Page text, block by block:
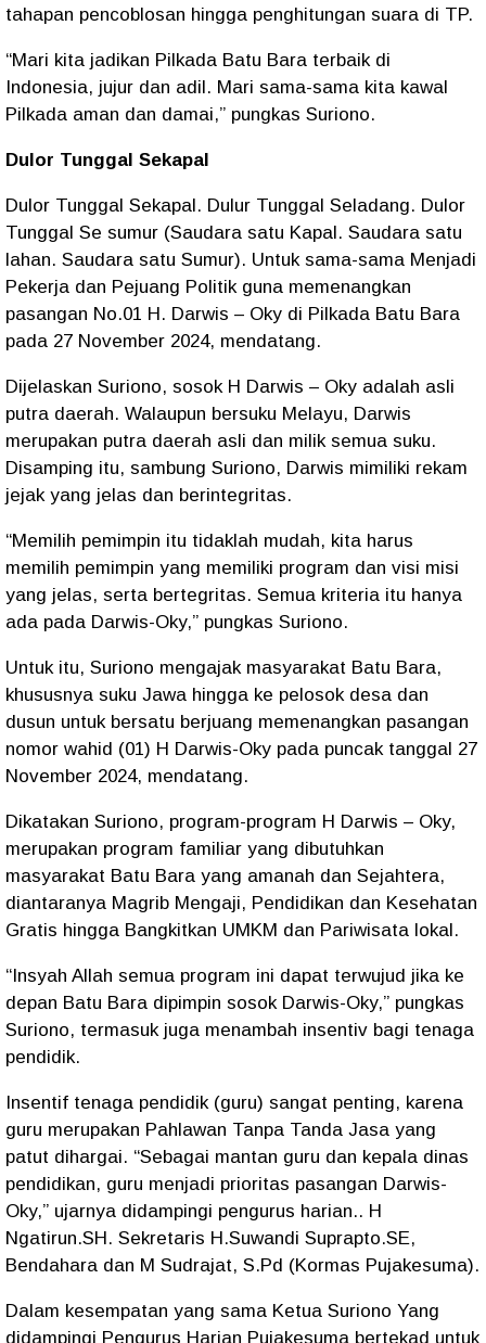
tahapan pencoblosan hingga penghitungan suara di TP.
“Mari kita jadikan Pilkada Batu Bara terbaik di
Indonesia, jujur dan adil. Mari sama-sama kita kawal
Pilkada aman dan damai,” pungkas Suriono.
Dulor Tunggal Sekapal
Dulor Tunggal Sekapal. Dulur Tunggal Seladang. Dulor
Tunggal Se sumur (Saudara satu Kapal. Saudara satu
lahan. Saudara satu Sumur). Untuk sama-sama Menjadi
Pekerja dan Pejuang Politik guna memenangkan
pasangan No.01 H. Darwis – Oky di Pilkada Batu Bara
pada 27 November 2024, mendatang.
Dijelaskan Suriono, sosok H Darwis – Oky adalah asli
putra daerah. Walaupun bersuku Melayu, Darwis
merupakan putra daerah asli dan milik semua suku.
Disamping itu, sambung Suriono, Darwis mimiliki rekam
jejak yang jelas dan berintegritas.
“Memilih pemimpin itu tidaklah mudah, kita harus
memilih pemimpin yang memiliki program dan visi misi
yang jelas, serta bertegritas. Semua kriteria itu hanya
ada pada Darwis-Oky,” pungkas Suriono.
Untuk itu, Suriono mengajak masyarakat Batu Bara,
khususnya suku Jawa hingga ke pelosok desa dan
dusun untuk bersatu berjuang memenangkan pasangan
nomor wahid (01) H Darwis-Oky pada puncak tanggal 27
November 2024, mendatang.
Dikatakan Suriono, program-program H Darwis – Oky,
merupakan program familiar yang dibutuhkan
masyarakat Batu Bara yang amanah dan Sejahtera,
diantaranya Magrib Mengaji, Pendidikan dan Kesehatan
Gratis hingga Bangkitkan UMKM dan Pariwisata lokal.
“Insyah Allah semua program ini dapat terwujud jika ke
depan Batu Bara dipimpin sosok Darwis-Oky,” pungkas
Suriono, termasuk juga menambah insentiv bagi tenaga
pendidik.
Insentif tenaga pendidik (guru) sangat penting, karena
guru merupakan Pahlawan Tanpa Tanda Jasa yang
patut dihargai. “Sebagai mantan guru dan kepala dinas
pendidikan, guru menjadi prioritas pasangan Darwis-
Oky,” ujarnya didampingi pengurus harian.. H
Ngatirun.SH. Sekretaris H.Suwandi Suprapto.SE,
Bendahara dan M Sudrajat, S.Pd (Kormas Pujakesuma).
Dalam kesempatan yang sama Ketua Suriono Yang
didampingi Pengurus Harian Pujakesuma bertekad untuk